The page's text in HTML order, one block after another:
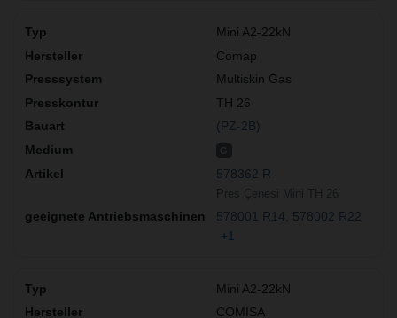
Mini A2-22kN
Comap
Multiskin Gas
TH 26
(PZ-2B)
578362 R
578001 R14
578002 R22
+1
Mini A2-22kN
COMISA